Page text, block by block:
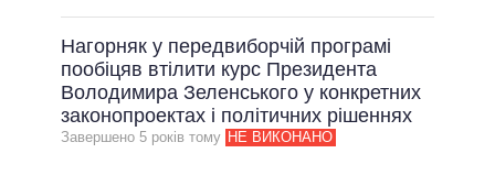
Нагорняк у передвиборчій програмі
пообіцяв втілити курс Президента
Володимира Зеленського у конкретних
законопроектах і політичних рішеннях
Завершено 5 рокiв тому НЕ ВИКОНАНО